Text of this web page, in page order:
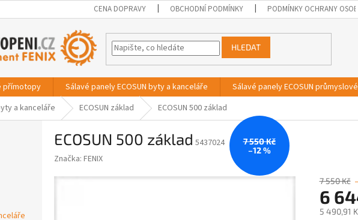
CENA DOPRAVY OBCHODNÍ PODMÍNKY PODMÍNKY OCHRANY
HLEDAT
přímotopy Sálavé panely ECOSUN byty a kanceláře Sálavé panely ECOSUN průmyslové
a kanceláře ECOSUN základ ECOSUN 500 základ
ECOSUN 500 základ 5437024
Značka: FENIX
7 550 Kč
–12 %
7 550 Kč
6
5 490,91